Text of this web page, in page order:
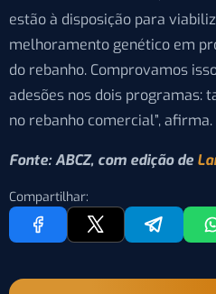
estão à disposição para
melhoramento genético em
do rebanho. Comprovamos
adesões nos dois programas:
no rebanho comercial”, afirma.
Fonte: ABCZ, com edição de
Compartilhar: